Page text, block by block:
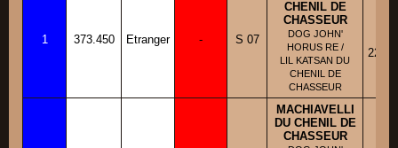
1 373.450 Etranger - S 07
CHENIL DE
CHASSEUR
DOG JOHN'
HORUS RE /
LIL KATSAN DU
CHENIL DE
CHASSEUR
22/
MACHIAVELLI
DU CHENIL DE
CHASSEUR